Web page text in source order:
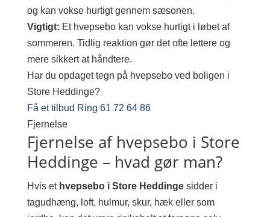
og kan vokse hurtigt gennem sæsonen.
Vigtigt: Et hvepsebo kan vokse hurtigt i løbet af
sommeren. Tidlig reaktion gør det ofte lettere og
mere sikkert at håndtere.
Har du opdaget tegn på hvepsebo ved boligen i
Store Heddinge?
Få et tilbud Ring 61 72 64 86
Fjernelse
Fjernelse af hvepsebo i Store
Heddinge – hvad gør man?
Hvis et hvepsebo i Store Heddingesidder i
tagudhæng, loft, hulmur, skur, hæk eller som